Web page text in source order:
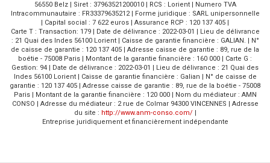
56550 Belz | Siret : 37963521200010 | RCS : Lorient | Numero TVA
Intracommunautaire : FR33379635212 | Forme juridique : SARL unipersonnelle
| Capital social : 7 622 euros | Assurance RCP : 120 137 405 |
Carte T : Transaction: 179 | Date de délivrance : 2022-03-01 | Lieu de délivrance
: 21 Quai des Indes 56100 Lorient | Caisse de garantie financière : GALIAN. | N°
de caisse de garantie : 120 137 405 | Adresse caisse de garantie : 89, rue de la
boétie - 75008 Paris | Montant de la garantie financière : 160 000 | Carte G :
Gestion: 94 | Date de délivrance : 2022-03-01 | Lieu de délivrance : 21 Quai des
Indes 56100 Lorient | Caisse de garantie financière : Galian | N° de caisse de
garantie : 120 137 405 | Adresse caisse de garantie : 89, rue de la boétie - 75008
Paris | Montant de la garantie financière : 120 000 | Nom du médiateur : AMN
CONSO | Adresse du médiateur : 2 rue de Colmar 94300 VINCENNES | Adresse
du site : http://www.anm-conso.com/ |
Entreprise juridiquement et financièrement indépendante